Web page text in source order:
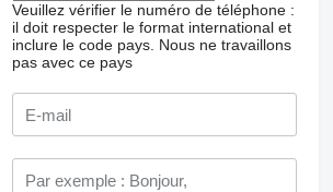
Veuillez vérifier le numéro de téléphone :
il doit respecter le format international et
inclure le code pays. Nous ne travaillons
pas avec ce pays